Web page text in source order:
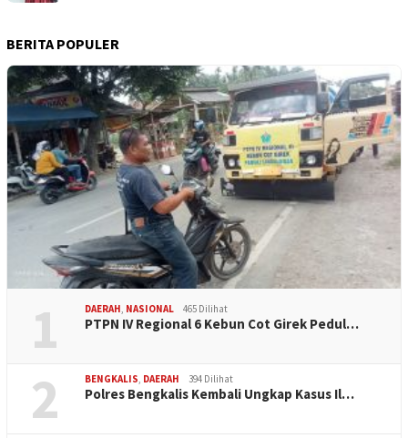
BERITA POPULER
1 DAERAH, NASIONAL 465 Dilihat
PTPN IV Regional 6 Kebun Cot Girek Pedul…
2 BENGKALIS, DAERAH 394 Dilihat
Polres Bengkalis Kembali Ungkap Kasus Il…